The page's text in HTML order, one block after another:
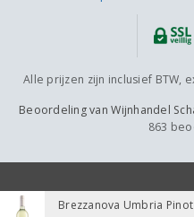
Brezzanova Umbria
Alle prijzen zijn inclusief BTW,
Beoordeling vanWijnhandel
863